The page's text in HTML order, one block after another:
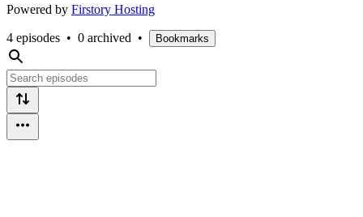
Powered by Firstory Hosting
4 episodes • 0 archived • Bookmarks